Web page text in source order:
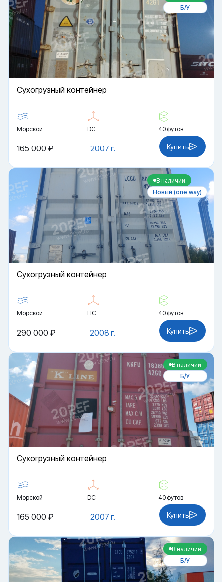
Б/У
Cухогрузный контейнер
Морской DC 40 футов
2007 г.
165 000 ₽ Купить
В наличии
Новый (one way)
Cухогрузный контейнер
Морской HC 40 футов
2008 г.
290 000 ₽ Купить
В наличии
Б/У
Cухогрузный контейнер
Морской DC 40 футов
2007 г.
165 000 ₽ Купить
В наличии
Б/У